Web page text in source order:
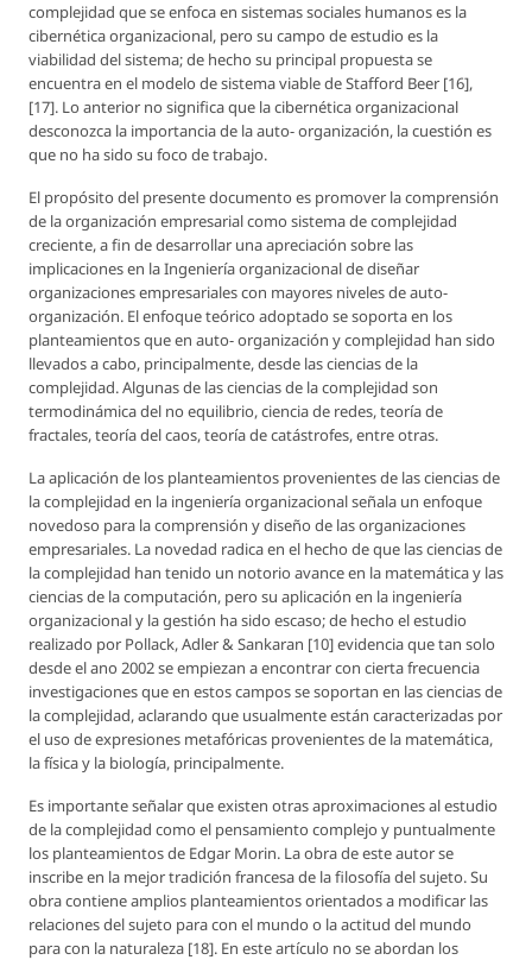
complejidad que se enfoca en sistemas sociales humanos es la
cibernética organizacional, pero su campo de estudio es la
viabilidad del sistema; de hecho su principal propuesta se
encuentra en el modelo de sistema viable de Stafford Beer [16],
[17]. Lo anterior no significa que la cibernética organizacional
desconozca la importancia de la auto- organización, la cuestión es
que no ha sido su foco de trabajo.
El propósito del presente documento es promover la comprensión
de la organización empresarial como sistema de complejidad
creciente, a fin de desarrollar una apreciación sobre las
implicaciones en la Ingeniería organizacional de diseñar
organizaciones empresariales con mayores niveles de auto-
organización. El enfoque teórico adoptado se soporta en los
planteamientos que en auto- organización y complejidad han sido
llevados a cabo, principalmente, desde las ciencias de la
complejidad. Algunas de las ciencias de la complejidad son
termodinámica del no equilibrio, ciencia de redes, teoría de
fractales, teoría del caos, teoría de catástrofes, entre otras.
La aplicación de los planteamientos provenientes de las ciencias de
la complejidad en la ingeniería organizacional señala un enfoque
novedoso para la comprensión y diseño de las organizaciones
empresariales. La novedad radica en el hecho de que las ciencias de
la complejidad han tenido un notorio avance en la matemática y las
ciencias de la computación, pero su aplicación en la ingeniería
organizacional y la gestión ha sido escaso; de hecho el estudio
realizado por Pollack, Adler & Sankaran [10] evidencia que tan solo
desde el ano 2002 se empiezan a encontrar con cierta frecuencia
investigaciones que en estos campos se soportan en las ciencias de
la complejidad, aclarando que usualmente están caracterizadas por
el uso de expresiones metafóricas provenientes de la matemática,
la física y la biología, principalmente.
Es importante señalar que existen otras aproximaciones al estudio
de la complejidad como el pensamiento complejo y puntualmente
los planteamientos de Edgar Morin. La obra de este autor se
inscribe en la mejor tradición francesa de la filosofía del sujeto. Su
obra contiene amplios planteamientos orientados a modificar las
relaciones del sujeto para con el mundo o la actitud del mundo
para con la naturaleza [18]. En este artículo no se abordan los